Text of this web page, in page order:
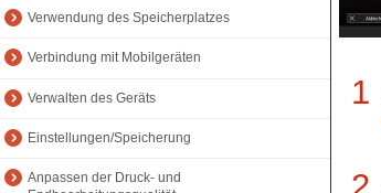
Verwendung des Speicherplatzes
Verbindung mit Mobilgeräten
Verwalten des Geräts
Einstellungen/Speicherung
Anpassen der Druck- und
1